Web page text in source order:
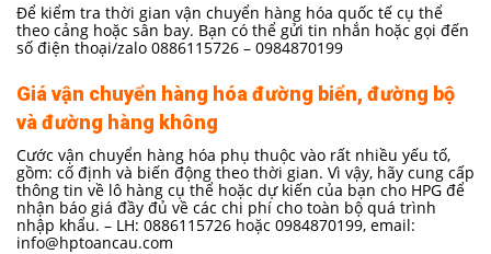
Để kiểm tra thời gian vận chuyển hàng hóa quốc tế cụ thể
theo cảng hoặc sân bay. Bạn có thể gửi tin nhắn hoặc gọi đến
số điện thoại/zalo 0886115726 – 0984870199
Giá vận chuyển hàng hóa đường biển, đường bộ
và đường hàng không
Cước vận chuyển hàng hóa phụ thuộc vào rất nhiều yếu tố,
gồm: cố định và biến động theo thời gian. Vì vậy, hãy cung cấp
thông tin về lô hàng cụ thể hoặc dự kiến của bạn cho HPG để
nhận báo giá đầy đủ về các chi phí cho toàn bộ quá trình
nhập khẩu. – LH: 0886115726 hoặc 0984870199, email:
info@hptoancau.com